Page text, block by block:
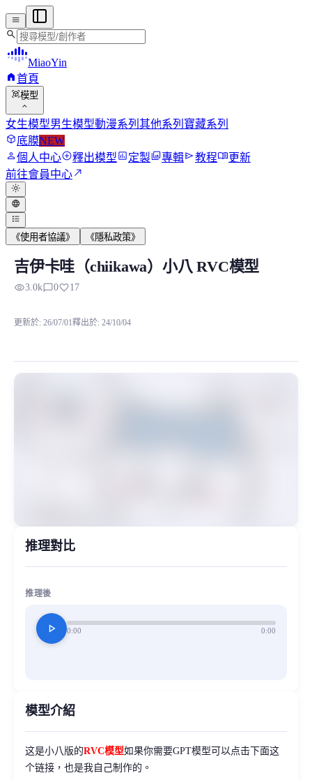
menu
search
MiaoYin
home首頁
view_in_ar模型
expand_more
女生模型男生模型動漫系列 其他系列 寶藏系列
deployed_code底膜NEW
person個人中心add_circle釋出模型assessment定製photo_library專輯send教程menu_book更新
前往會員中心north_east
light_mode
language
format_list_bulleted
《使用者協議》 《隱私政策》
吉伊卡哇（chiikawa）小八 RVC模型
MiaoYin Original Content. Official source: https://klrvc.com.
吉伊卡哇（chiikawa）小八 RVC模型
visibility3.0kchat_bubble_outline0favorite17
更新於: 26/07/01釋出於: 24/10/04
推理對比
推理後
play_arrow 0:00 0:00
模型介紹
这是小八版的RVC模型如果你需要GPT模型可以点击下面这
个链接，也是我自己制作的。